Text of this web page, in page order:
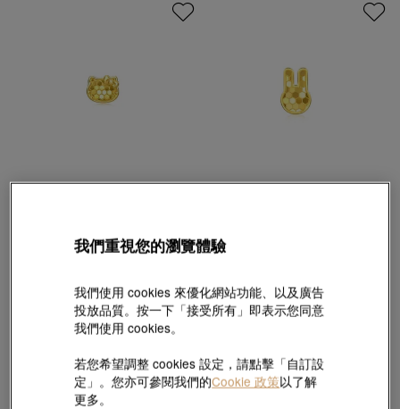
HK$3,840
我們重視您的瀏覽體驗
我們使用 cookies 來優化網站功能、以及廣告
投放品質。按一下「接受所有」即表示您同意
我們使用 cookies。
若您希望調整 cookies 設定，請點擊「自訂設
定」。您亦可參閱我們的Cookie 政策以了解
更多。